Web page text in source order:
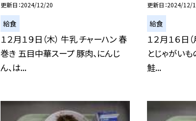
更新日 2024/12/20
給食
１２月１９日（木） 牛乳 チャーハン 春
巻き 五目中華スープ 豚肉、にんじ
ん、は...
更新日 2024/12/
給食
１２月１６日
とじゃがいも
鮭...